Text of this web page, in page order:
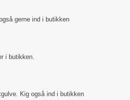
gerne ind i butikken
i butikken.
Kig også ind i butikken